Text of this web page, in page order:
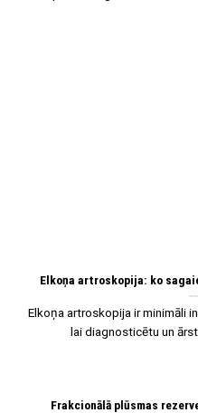
Elkoņa artroskopija: ko
Elkoņa artroskopija ir minimāli
lai diagnosticētu un
Frakcionālā plūsmas